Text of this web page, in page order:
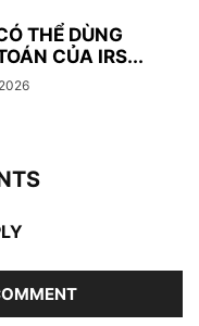
THỂ DÙNG
CỦA IRS...